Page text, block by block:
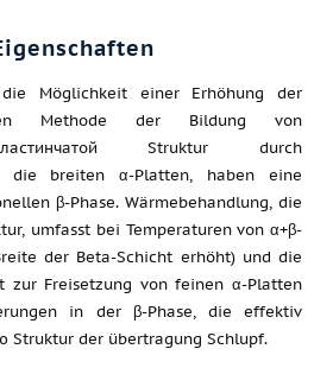
Möglichkeit einer Erhöhung der
Methode der Bildung von
Struktur durch
die breiten α-Platten, haben eine
β-Phase. Wärmebehandlung, die
umfasst bei Temperaturen von α+β-
der Beta-Schicht erhöht) und die
zur Freisetzung von feinen α-Platten
in der β-Phase, die effektiv
Struktur der übertragung Schlupf.